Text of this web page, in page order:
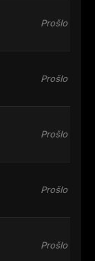
Prošlo
Prošlo
Prošlo
Prošlo
Prošlo